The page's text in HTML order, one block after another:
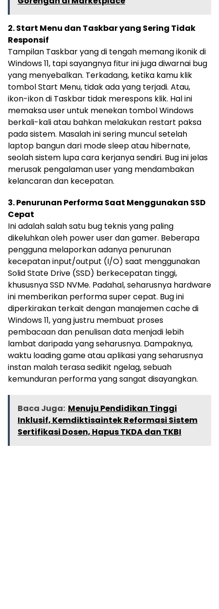
2. Start Menu dan Taskbar yang Sering Tidak
Responsif
Tampilan Taskbar yang di tengah memang ikonik di
Windows 11, tapi sayangnya fitur ini juga diwarnai bug
yang menyebalkan. Terkadang, ketika kamu klik
tombol Start Menu, tidak ada yang terjadi. Atau,
ikon-ikon di Taskbar tidak merespons klik. Hal ini
memaksa user untuk menekan tombol Windows
berkali-kali atau bahkan melakukan restart paksa
pada sistem. Masalah ini sering muncul setelah
laptop bangun dari mode sleep atau hibernate,
seolah sistem lupa cara kerjanya sendiri. Bug ini jelas
merusak pengalaman user yang mendambakan
kelancaran dan kecepatan.
3. Penurunan Performa Saat Menggunakan SSD
Cepat
Ini adalah salah satu bug teknis yang paling
dikeluhkan oleh power user dan gamer. Beberapa
pengguna melaporkan adanya penurunan
kecepatan input/output (I/O) saat menggunakan
Solid State Drive (SSD) berkecepatan tinggi,
khususnya SSD NVMe. Padahal, seharusnya hardware
ini memberikan performa super cepat. Bug ini
diperkirakan terkait dengan manajemen cache di
Windows 11, yang justru membuat proses
pembacaan dan penulisan data menjadi lebih
lambat daripada yang seharusnya. Dampaknya,
waktu loading game atau aplikasi yang seharusnya
instan malah terasa sedikit ngelag, sebuah
kemunduran performa yang sangat disayangkan.
Baca Juga: Menuju Pendidikan Tinggi
Inklusif, Kemdiktisaintek Reformasi Sistem
Sertifikasi Dosen, Hapus TKDA dan TKBI